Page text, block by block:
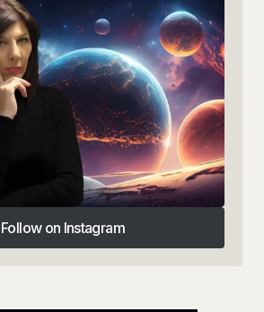
Follow on Instagram
Follow on Instagram